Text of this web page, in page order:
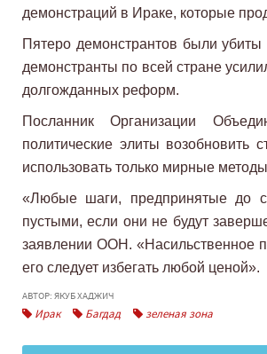
демонстраций в Ираке, которые
Пятеро демонстрантов были убиты
демонстранты по всей стране
долгожданных реформ.
Посланник Организации
политические элиты
использовать только мирные
«Любые шаги, предпринятые до
пустыми, если они не будут
заявлении ООН. «Насильственное
его следует избегать любой ценой».
АВТОР: ЯКУБ ХАДЖИЧ
Ирак Багдад зеленая зона